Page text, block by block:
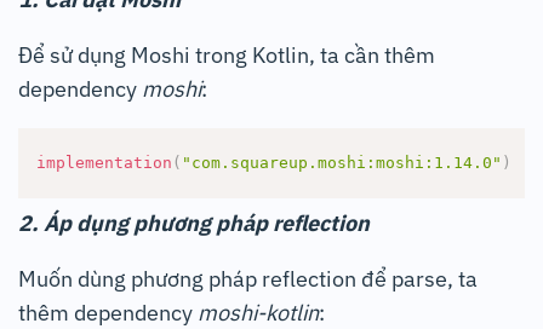
Để sử dụng Moshi trong Kotlin, ta cần thêm
dependency moshi:
implementation ( "com.squareup.moshi:moshi:1.14.0" )
2. Áp dụng phương pháp reflection
Muốn dùng phương pháp reflection để parse, ta
thêm dependency moshi-kotlin: